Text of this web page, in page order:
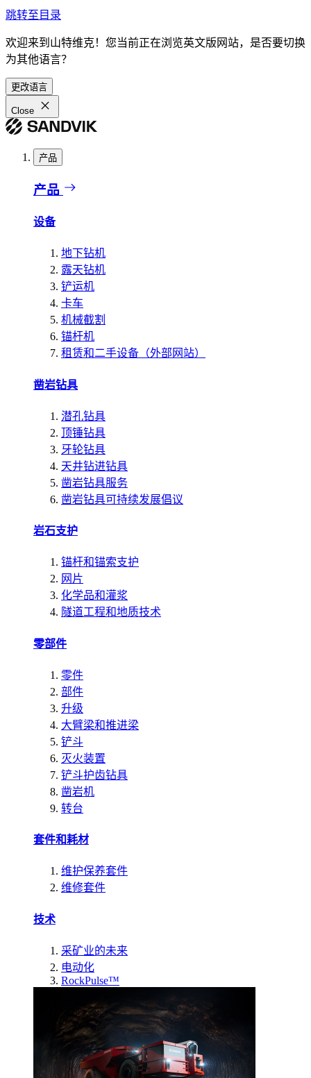
跳转至目录
欢迎来到山特维克！您当前正在浏览英文版网站，是否要切换
为其他语言？
更改语言
Close
产品
产品
设备
地下钻机
露天钻机
铲运机
卡车
机械截割
锚杆机
租赁和二手设备（外部网站）
凿岩钻具
潜孔钻具
顶锤钻具
牙轮钻具
天井钻进钻具
凿岩钻具服务
凿岩钻具可持续发展倡议
岩石支护
锚杆和锚索支护
网片
化学品和灌浆
隧道工程和地质技术
零部件
零件
部件
升级
大臂梁和推进梁
铲斗
灭火装置
铲斗护齿钻具
凿岩机
转台
套件和耗材
维护保养套件
维修套件
技术
采矿业的未来
电动化
RockPulse™